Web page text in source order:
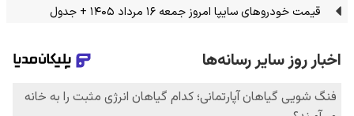
قیمت خودرو‌های سایپا امروز جمعه ۱۶ مرداد ۱۴۰۵ + جدول